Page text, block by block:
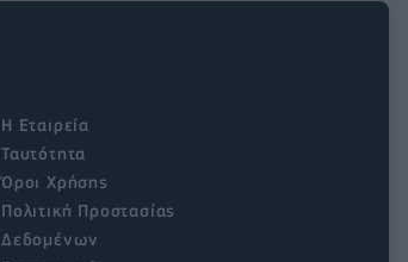
Η Εταιρεία
Ταυτότητα
Όροι Χρήσης
Πολιτική Προστασίας
Δεδομένων